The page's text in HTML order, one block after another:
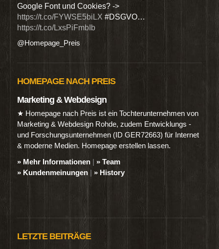
Google Font und Cookies? ->
https://t.co/FYWSE5biLX #DSGVO…
https://t.co/LxsPiFmbIb
@Homepage_Preis
HOMEPAGE NACH PREIS
Marketing & Webdesign
★ Homepage nach Preis ist ein Tochterunternehmen von
Marketing & Webdesign Rohde, zudem Entwicklungs -
und Forschungsunternehmen (ID GER72663) für Internet
& moderne Medien. Homepage erstellen lassen.
» Mehr Informationen | » Team
» Kundenmeinungen | » History
LETZTE BEITRÄGE